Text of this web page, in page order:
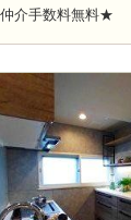
介手数料無料★